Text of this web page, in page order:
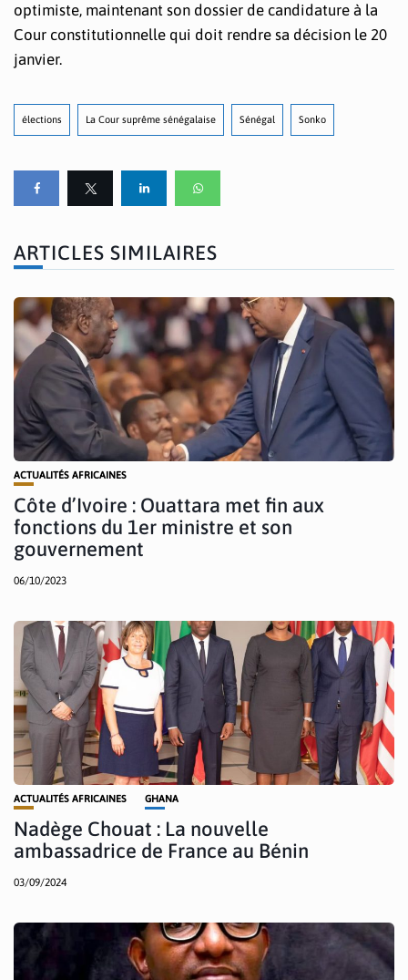
optimiste, maintenant son dossier de candidature à la
Cour constitutionnelle qui doit rendre sa décision le 20
janvier.
élections La Cour suprême sénégalaise Sénégal Sonko
ARTICLES SIMILAIRES
ACTUALITÉS AFRICAINES
Côte d’Ivoire : Ouattara met fin aux
fonctions du 1er ministre et son
gouvernement
06/10/2023
ACTUALITÉS AFRICAINES GHANA
Nadège Chouat : La nouvelle
ambassadrice de France au Bénin
03/09/2024